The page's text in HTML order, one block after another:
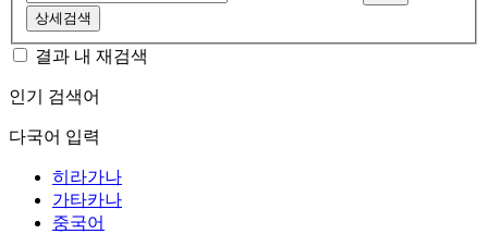
상세검색
결과 내 재검색
인기 검색어
다국어 입력
히라가나
가타카나
중국어